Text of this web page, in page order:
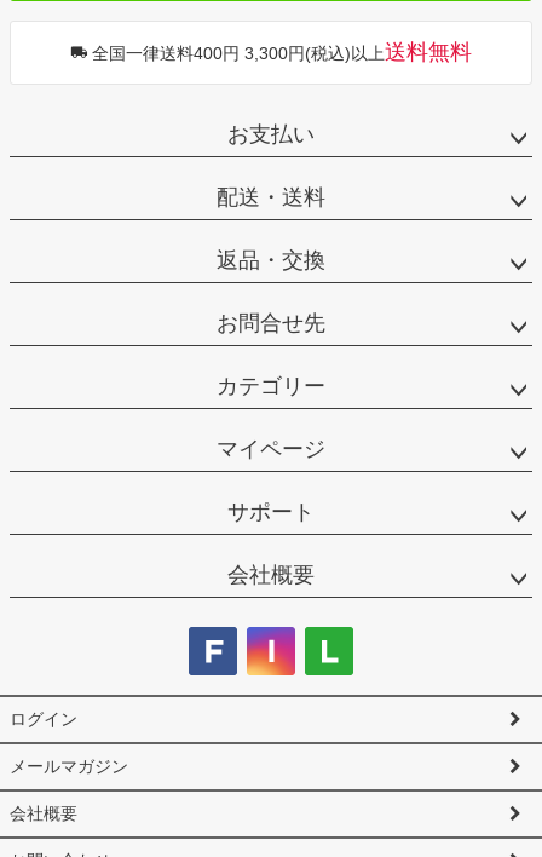
全国一律送料400円 3,300円(税込)以上送料無料
お支払い
配送・送料
返品・交換
お問合せ先
カテゴリー
マイページ
サポート
会社概要
ログイン
メールマガジン
会社概要